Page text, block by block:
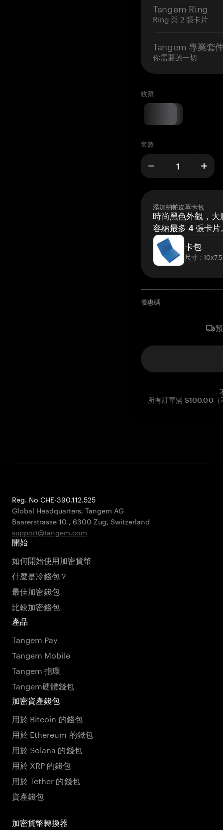
Tangem Ring
Ring 與 2 張卡片
Tangem 專業套
你需要的一切
收藏
套數
添加納帕皮革卡包
時尚黑色外觀，大
容納最多 4 張卡片
卡包
尺寸：
優惠碼
所有訂單滿 $100.00（
Reg. No CHE-390.112.525
Global Headquarters, Tangem AG
Baarerstrasse 10 , 6300 Zug, Switzerland
support@tangem.com
開始
如何開始使用加密貨幣
什麼是冷錢包？
最佳加密錢包
比較加密錢包
產品
Tangem Pay
Tangem Mobile
Tangem 指環
Tangem硬體錢包
加密資產錢包
用於 Bitcoin 的錢包
用於 Ethereum 的錢包
用於 Solana 的錢包
用於 XRP 的錢包
用於 Tether 的錢包
資產錢包
加密貨幣轉換器